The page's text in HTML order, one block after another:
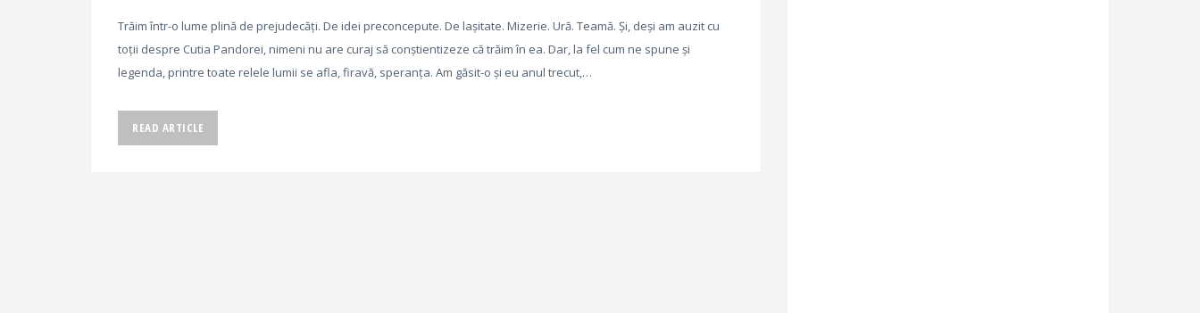
Trăim într-o lume plină de prejudecăți. De idei preconcepute. De lașitate. Mizerie. Ură. Teamă. Și, deși am auzit cu
toții despre Cutia Pandorei, nimeni nu are curaj să conștientizeze că trăim în ea. Dar, la fel cum ne spune și
legenda, printre toate relele lumii se afla, firavă, speranța. Am găsit-o și eu anul trecut,…
READ ARTICLE